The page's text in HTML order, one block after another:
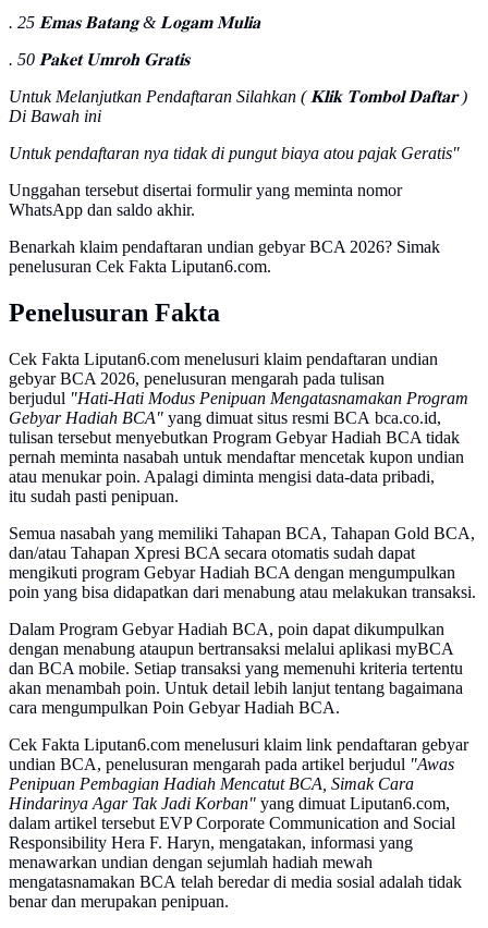
. 25 𝐄𝐦𝐚𝐬 𝐁𝐚𝐭𝐚𝐧𝐠 & 𝐋𝐨𝐠𝐚𝐦 𝐌𝐮𝐥𝐢𝐚
. 50 𝐏𝐚𝐤𝐞𝐭 𝐔𝐦𝐫𝐨𝐡 𝐆𝐫𝐚𝐭𝐢𝐬
Untuk Melanjutkan Pendaftaran Silahkan ( 𝐊𝐥𝐢𝐤 𝐓𝐨𝐦𝐛𝐨𝐥 𝐃𝐚𝐟𝐭𝐚𝐫 )
Di Bawah ini
Untuk pendaftaran nya tidak di pungut biaya atou pajak Geratis"
Unggahan tersebut disertai formulir yang meminta nomor
WhatsApp dan saldo akhir.
Benarkah klaim pendaftaran undian gebyar BCA 2026? Simak
penelusuran Cek Fakta Liputan6.com.
Penelusuran Fakta
Cek Fakta Liputan6.com menelusuri klaim pendaftaran undian
gebyar BCA 2026, penelusuran mengarah pada tulisan
berjudul "Hati-Hati Modus Penipuan Mengatasnamakan Program
Gebyar Hadiah BCA" yang dimuat situs resmi BCA bca.co.id,
tulisan tersebut menyebutkan Program Gebyar Hadiah BCA tidak
pernah meminta nasabah untuk mendaftar mencetak kupon undian
atau menukar poin. Apalagi diminta mengisi data-data pribadi,
itu sudah pasti penipuan.
Semua nasabah yang memiliki Tahapan BCA, Tahapan Gold BCA,
dan/atau Tahapan Xpresi BCA secara otomatis sudah dapat
mengikuti program Gebyar Hadiah BCA dengan mengumpulkan
poin yang bisa didapatkan dari menabung atau melakukan transaksi.
Dalam Program Gebyar Hadiah BCA, poin dapat dikumpulkan
dengan menabung ataupun bertransaksi melalui aplikasi myBCA
dan BCA mobile. Setiap transaksi yang memenuhi kriteria tertentu
akan menambah poin. Untuk detail lebih lanjut tentang bagaimana
cara mengumpulkan Poin Gebyar Hadiah BCA.
Cek Fakta Liputan6.com menelusuri klaim link pendaftaran gebyar
undian BCA, penelusuran mengarah pada artikel berjudul "Awas
Penipuan Pembagian Hadiah Mencatut BCA, Simak Cara
Hindarinya Agar Tak Jadi Korban" yang dimuat Liputan6.com,
dalam artikel tersebut EVP Corporate Communication and Social
Responsibility Hera F. Haryn, mengatakan, informasi yang
menawarkan undian dengan sejumlah hadiah mewah
mengatasnamakan BCA telah beredar di media sosial adalah tidak
benar dan merupakan penipuan.